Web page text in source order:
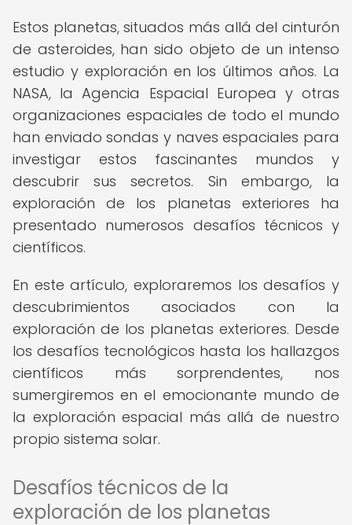
Estos planetas, situados más allá del cinturón
de asteroides, han sido objeto de un intenso
estudio y exploración en los últimos años. La
NASA, la Agencia Espacial Europea y otras
organizaciones espaciales de todo el mundo
han enviado sondas y naves espaciales para
investigar estos fascinantes mundos y
descubrir sus secretos. Sin embargo, la
exploración de los planetas exteriores ha
presentado numerosos desafíos técnicos y
científicos.
En este artículo, exploraremos los desafíos y
descubrimientos asociados con la
exploración de los planetas exteriores. Desde
los desafíos tecnológicos hasta los hallazgos
científicos más sorprendentes, nos
sumergiremos en el emocionante mundo de
la exploración espacial más allá de nuestro
propio sistema solar.
Desafíos técnicos de la
exploración de los planetas